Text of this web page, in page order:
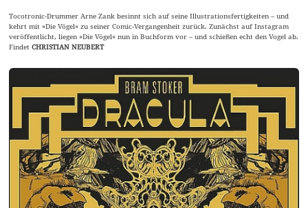
Tocotronic-Drummer Arne Zank besinnt sich auf seine Illustrationsfertigkeiten – und
kehrt mit »Die Vögel« zu seiner Comic-Vergangenheit zurück. Zunächst auf Instagram
veröffentlicht, liegen »Die Vögel« nun in Buchform vor – und schießen echt den Vogel ab.
FindetCHRISTIAN NEUBERT